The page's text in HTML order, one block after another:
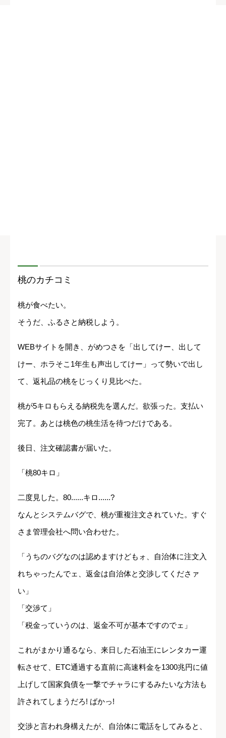
桃のカチコミ
桃が食べたい。
そうだ、ふるさと納税しよう。
WEBサイトを開き、がめつさを「出してけー、出して
けー、ホラそこ1年生も声出してけー」って勢いで出し
て、返礼品の桃をじっくり見比べた。
桃が5キロもらえる納税先を選んだ。欲張った。支払い
完了。あとは桃色の桃生活を待つだけである。
後日、注文確認書が届いた。
「桃80キロ」
二度見した。80......キロ......?
なんとシステムバグで、桃が重複注文されていた。すぐ
さま管理会社へ問い合わせた。
「うちのバグなのは認めますけどもォ、自治体に注文入
れちゃったんでェ、返金は自治体と交渉してくださァ
い」
「交渉て」
「税金っていうのは、返金不可が基本ですのでェ」
これがまかり通るなら、来日した石油王にレンタカー運
転させて、ETC通過する直前に高速料金を1300兆円に値
上げして国家負債を一撃でチャラにするみたいな方法も
許されてしまうだろ! ばかっ!
交渉と言われ身構えたが、自治体に電話をしてみると、